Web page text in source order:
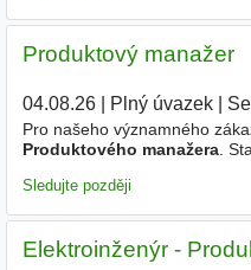
Produktový manažer
04.08.26| Plný úvazek|
Pro našeho významného
Produktového manažera.
Sledujte později
Elektroinženýr -